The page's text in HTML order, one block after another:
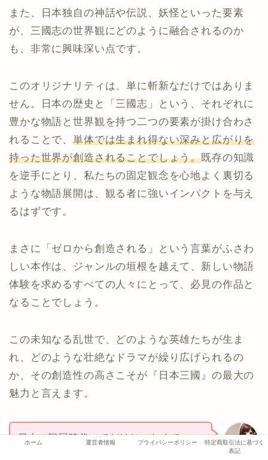
また、日本独自の神話や伝説、妖怪といった要素
が、三國志の世界観にどのように融合されるのか
も、非常に興味深い点です。
このオリジナリティは、単に斬新なだけではありま
せん。日本の歴史と「三國志」という、それぞれに
豊かな物語と世界観を持つ二つの要素が掛け合わさ
れることで、単体では生まれ得ない深みと広がりを
持った世界が創造されることでしょう。既存の知識
を逆手にとり、私たちの固定観念を心地よく裏切る
ような物語展開は、観る者に強いインパクトを与え
るはずです。
まさに「ゼロから創造される」という言葉がふさわ
しい本作は、ジャンルの垣根を越えて、新しい物語
体験を求めるすべての人々にとって、必見の作品と
なることでしょう。
この未知なる乱世で、どのような英雄たちが生ま
れ、どのような壮絶なドラマが繰り広げられるの
か、その創造性の高さこそが『日本三國』の最大の
魅力と言えます。
日本の戦国時代ってだけじゃなくて、
ホーム 運営者情報 プライバシーポリシー
特定商取引法に基づく
表記